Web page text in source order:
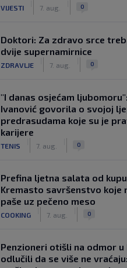
VIJESTI 7. aug. 0
Doktori: Za zdravo srce
dvije supernamirnice
ZDRAVLJE 7. aug. 0
"I danas osjećam
Ivanović govorila o svojoj
predrasudama koje su je
karijere
TENIS 7. aug. 0
Prefina ljetna salata od
Kremasto savršenstvo koje
paše uz pečeno meso
COOKING 7. aug. 0
Penzioneri otišli na odmor u
odlučili da se više ne